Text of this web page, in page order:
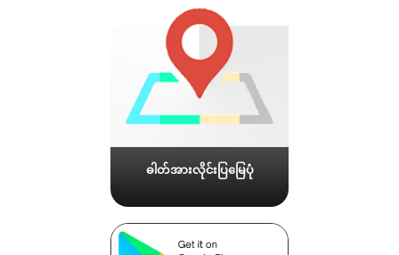
ဓါတ်အားလိုင်းပြမြေပုံ